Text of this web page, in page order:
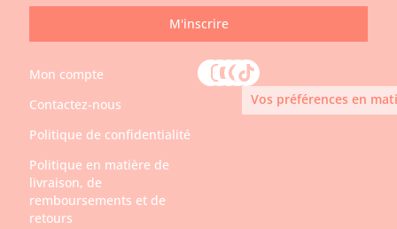
M'inscrire
Mon compte
Contactez-nous
Politique de confidentialité
Politique en matière de
livraison, de
remboursements et de
retours
Vos préférences en